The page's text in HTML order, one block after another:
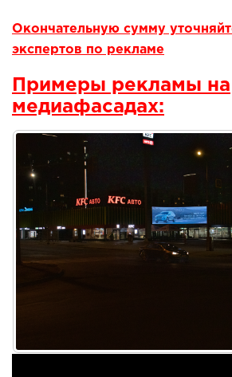
Окончательную сумму
экспертов по рекламе
Примеры рекламы на
медиафасадах: